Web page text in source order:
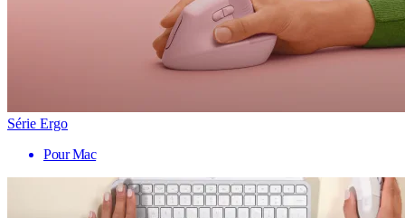
Série Ergo
Pour Mac